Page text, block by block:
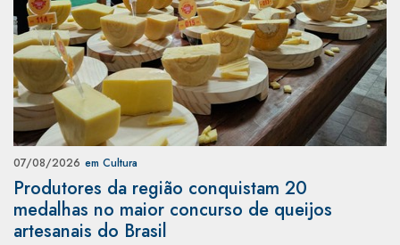
07/08/2026 em Cultura
Produtores da região conquistam 20
medalhas no maior concurso de queijos
artesanais do Brasil